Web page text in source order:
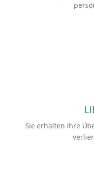
Sie erhalten Ihre